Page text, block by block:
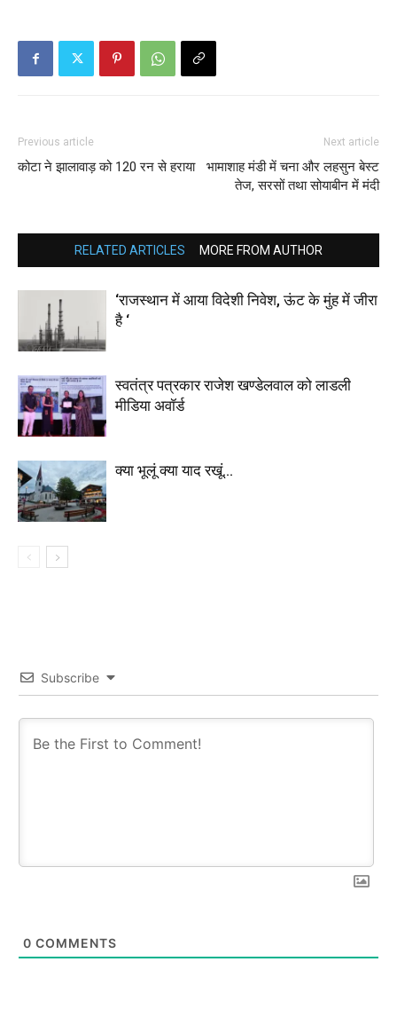
Previous article
कोटा ने झालावाड़ को 120 रन से हराया
Next article
भामाशाह मंडी में चना और लहसुन बेस्ट
तेज, सरसों तथा सोयाबीन में मंदी
RELATED ARTICLES MORE FROM AUTHOR
‘राजस्थान में आया विदेशी निवेश, ऊंट के मुंह में जीरा
है ‘
स्वतंत्र पत्रकार राजेश खण्डेलवाल को लाडली
मीडिया अवॉर्ड
क्या भूलूं क्या याद रखूं…
Subscribe
0 COMMENTS